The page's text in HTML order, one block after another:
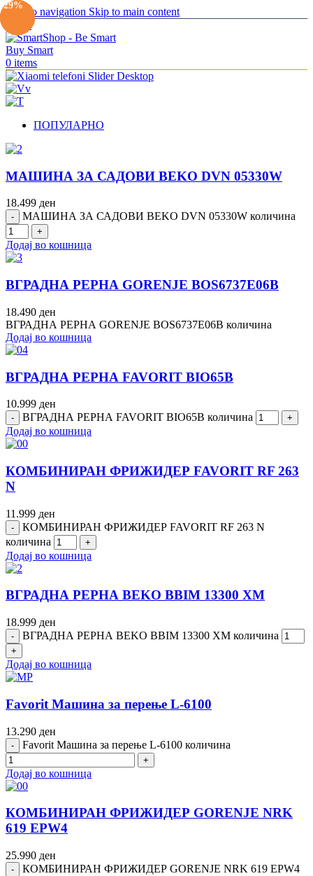
Skip to navigation Skip to main content
0 items
ПОПУЛАРНО
МАШИНА ЗА САДОВИ BEKO DVN 05330W
18.499 ден
МАШИНА ЗА САДОВИ BEKO DVN 05330W количина
Додај во кошница
ВГРАДНА РЕРНА GORENJE BOS6737E06B
18.490 ден
ВГРАДНА РЕРНА GORENJE BOS6737E06B количина
Додај во кошница
ВГРАДНА РЕРНА FAVORIT BIO65B
10.999 ден
ВГРАДНА РЕРНА FAVORIT BIO65B количина
Додај во кошница
КОМБИНИРАН ФРИЖИДЕР FAVORIT RF 263
N
11.999 ден
КОМБИНИРАН ФРИЖИДЕР FAVORIT RF 263 N
количина
Додај во кошница
ВГРАДНА РЕРНА BEKO BBIM 13300 XM
18.999 ден
ВГРАДНА РЕРНА BEKO BBIM 13300 XM количина
Додај во кошница
Favorit Машина за перење L-6100
13.290 ден
Favorit Машина за перење L-6100 количина
Додај во кошница
КОМБИНИРАН ФРИЖИДЕР GORENJE NRK
619 EPW4
25.990 ден
КОМБИНИРАН ФРИЖИДЕР GORENJE NRK 619 EPW4
-19%
-18%
-14%
-11%
-16%
-29%